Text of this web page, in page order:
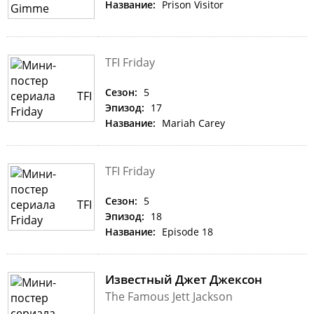
Название: Prison Visitor
TFI Friday
Сезон: 5
Эпизод: 17
Название: Mariah Carey
TFI Friday
Сезон: 5
Эпизод: 18
Название: Episode 18
Известный Джет Джексон
The Famous Jett Jackson